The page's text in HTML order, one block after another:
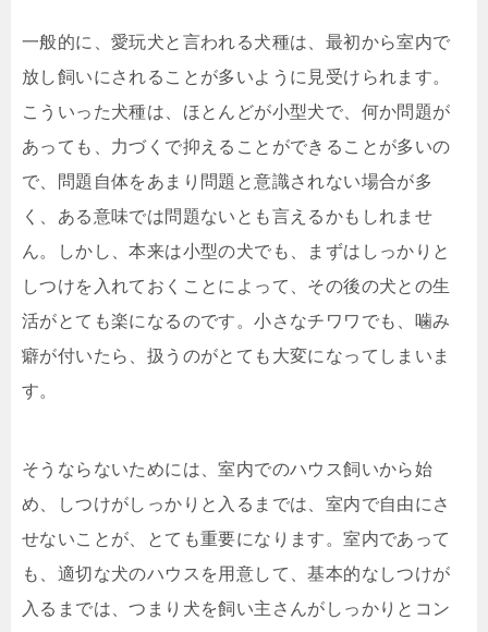
一般的に、愛玩犬と言われる犬種は、最初から室内で
放し飼いにされることが多いように見受けられます。
こういった犬種は、ほとんどが小型犬で、何か問題が
あっても、力づくで抑えることができることが多いの
で、問題自体をあまり問題と意識されない場合が多
く、ある意味では問題ないとも言えるかもしれませ
ん。しかし、本来は小型の犬でも、まずはしっかりと
しつけを入れておくことによって、その後の犬との生
活がとても楽になるのです。小さなチワワでも、噛み
癖が付いたら、扱うのがとても大変になってしまいま
す。
そうならないためには、室内でのハウス飼いから始
め、しつけがしっかりと入るまでは、室内で自由にさ
せないことが、とても重要になります。室内であって
も、適切な犬のハウスを用意して、基本的なしつけが
入るまでは、つまり犬を飼い主さんがしっかりとコン